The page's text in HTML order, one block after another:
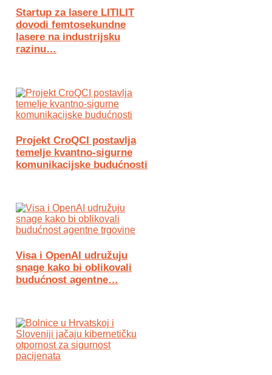
Startup za lasere LITILIT
dovodi femtosekundne
lasere na industrijsku
razinu…
Projekt CroQCI postavlja
temelje kvantno-sigurne
komunikacijske budućnosti
Visa i OpenAI udružuju
snage kako bi oblikovali
budućnost agentne…